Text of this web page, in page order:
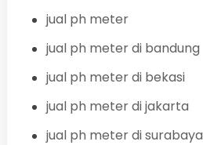
jual ph meter
jual ph meter di bandung
jual ph meter di bekasi
jual ph meter di jakarta
jual ph meter di surabaya